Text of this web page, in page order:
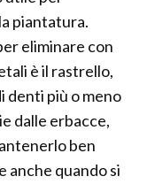
piantatura.
eliminare con
è il rastrello,
denti più o meno
dalle erbacce,
ben
anche quando si